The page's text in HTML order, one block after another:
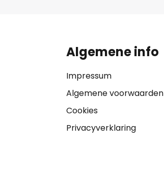
Algemene info
Impressum
Algemene voorwaarden
Cookies
Privacyverklaring